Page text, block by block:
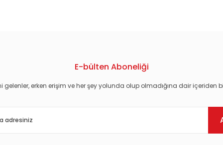
E-bülten Aboneliği
gelenler, erken erişim ve her şey yolunda olup olmadığına dair içeriden